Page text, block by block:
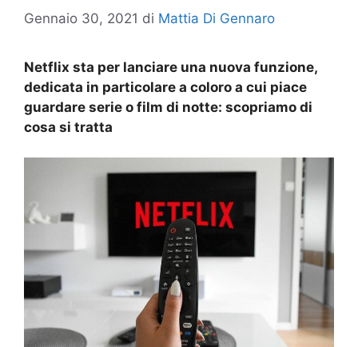
Gennaio 30, 2021 di Mattia Di Gennaro
Netflix sta per lanciare una nuova funzione,
dedicata in particolare a coloro a cui piace
guardare serie o film di notte: scopriamo di
cosa si tratta